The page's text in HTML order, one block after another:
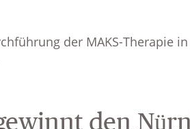
der MAKS-Therapie
den